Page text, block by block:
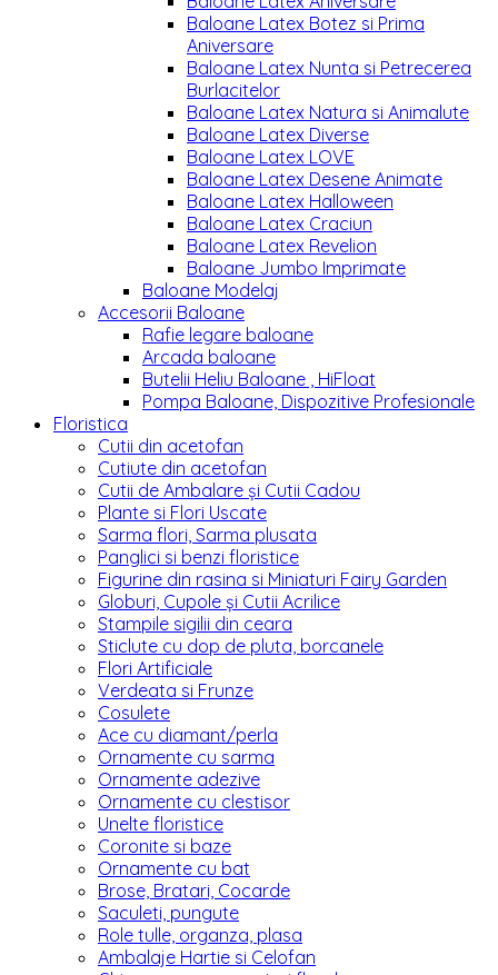
Baloane Latex Botez si Prima
Aniversare
Baloane Latex Nunta si Petrecerea
Burlacitelor
Baloane Latex Natura si Animalute
Baloane Latex Diverse
Baloane Latex LOVE
Baloane Latex Desene Animate
Baloane Latex Halloween
Baloane Latex Craciun
Baloane Latex Revelion
Baloane Jumbo Imprimate
Baloane Modelaj
Accesorii Baloane
Rafie legare baloane
Arcada baloane
Butelii Heliu Baloane , HiFloat
Pompa Baloane, Dispozitive Profesionale
Floristica
Cutii din acetofan
Cutiute din acetofan
Cutii de Ambalare și Cutii Cadou
Plante si Flori Uscate
Sarma flori, Sarma plusata
Panglici si benzi floristice
Figurine din rasina si Miniaturi Fairy Garden
Globuri, Cupole și Cutii Acrilice
Stampile sigilii din ceara
Sticlute cu dop de pluta, borcanele
Flori Artificiale
Verdeata si Frunze
Cosulete
Ace cu diamant/perla
Ornamente cu sarma
Ornamente adezive
Ornamente cu clestisor
Unelte floristice
Coronite si baze
Ornamente cu bat
Brose, Bratari, Cocarde
Saculeti, pungute
Role tulle, organza, plasa
Ambalaje Hartie si Celofan